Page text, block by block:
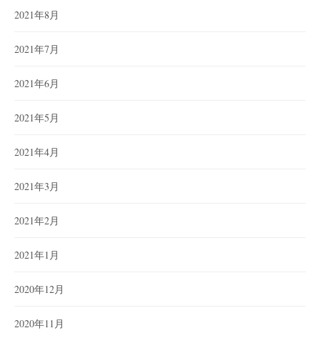
2021年8月
2021年7月
2021年6月
2021年5月
2021年4月
2021年3月
2021年2月
2021年1月
2020年12月
2020年11月